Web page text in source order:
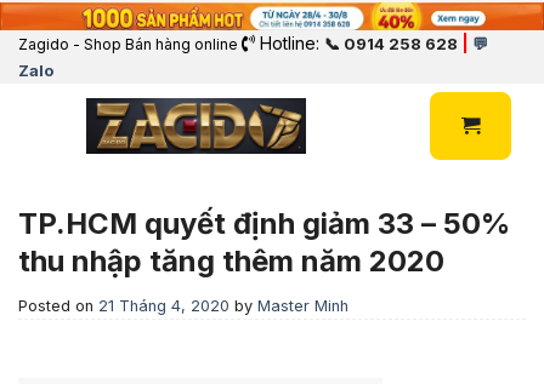
Zagido - Shop Bán hàng online Hotline: 📞 0914 258 628
💬
Zalo
TP.HCM quyết định giảm 33 – 50%
thu nhập tăng thêm năm 2020
Posted on 21 Tháng 4, 2020 by Master Minh